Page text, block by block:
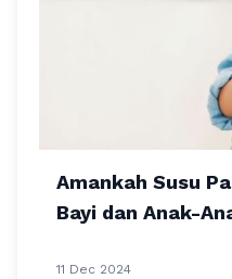
Amankah Susu
Bayi dan Anak-
11 Dec 2024